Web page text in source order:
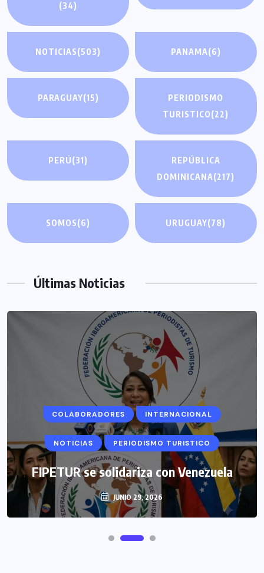
(34)
NOTICIAS(503) PANAMA(6)
PARAGUAY(15)
PERIODISMO
TURISTICO(22)
PERÚ(31)
REPÚBLICA
DOMINICANA(217)
SOMOS(6) URUGUAY(78)
Últimas Noticias
COLABORADORES INTERNACIONAL
NOTICIAS PERIODISMO TURISTICO
FIPETUR se solidariza con Venezuela
JUNIO 29, 2026